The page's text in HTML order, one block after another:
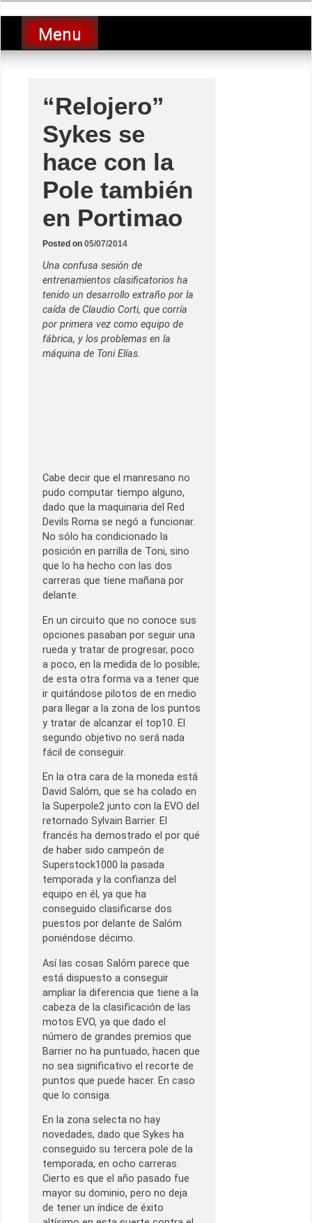
to
contentLucio Lopez GP
luciolopezgp
Menu
“Relojero”
Sykes se
hace con la
Pole también
en Portimao
Posted on 05/07/2014
Una confusa sesión de
entrenamientos clasificatorios ha
tenido un desarrollo extraño por la
caída de Claudio Corti, que corría
por primera vez como equipo de
fábrica, y los problemas en la
máquina de Toni Elías.
Cabe decir que el manresano no
pudo computar tiempo alguno,
dado que la maquinaria del Red
Devils Roma se negó a funcionar.
No sólo ha condicionado la
posición en parrilla de Toni, sino
que lo ha hecho con las dos
carreras que tiene mañana por
delante.
En un circuito que no conoce sus
opciones pasaban por seguir una
rueda y tratar de progresar, poco
a poco, en la medida de lo posible;
de esta otra forma va a tener que
ir quitándose pilotos de en medio
para llegar a la zona de los puntos
y tratar de alcanzar el top10. El
segundo objetivo no será nada
fácil de conseguir.
En la otra cara de la moneda está
David Salóm, que se ha colado en
la Superpole2 junto con la EVO del
retornado Sylvain Barrier. El
francés ha demostrado el por qué
de haber sido campeón de
Superstock1000 la pasada
temporada y la confianza del
equipo en él, ya que ha
conseguido clasificarse dos
puestos por delante de Salóm
poniéndose décimo.
Así las cosas Salóm parece que
está dispuesto a conseguir
ampliar la diferencia que tiene a la
cabeza de la clasificación de las
motos EVO, ya que dado el
número de grandes premios que
Barrier no ha puntuado, hacen que
no sea significativo el recorte de
puntos que puede hacer. En caso
que lo consiga.
En la zona selecta no hay
novedades, dado que Sykes ha
conseguido su tercera pole de la
temporada, en ocho carreras.
Cierto es que el año pasado fue
mayor su dominio, pero no deja
de tener un índice de éxito